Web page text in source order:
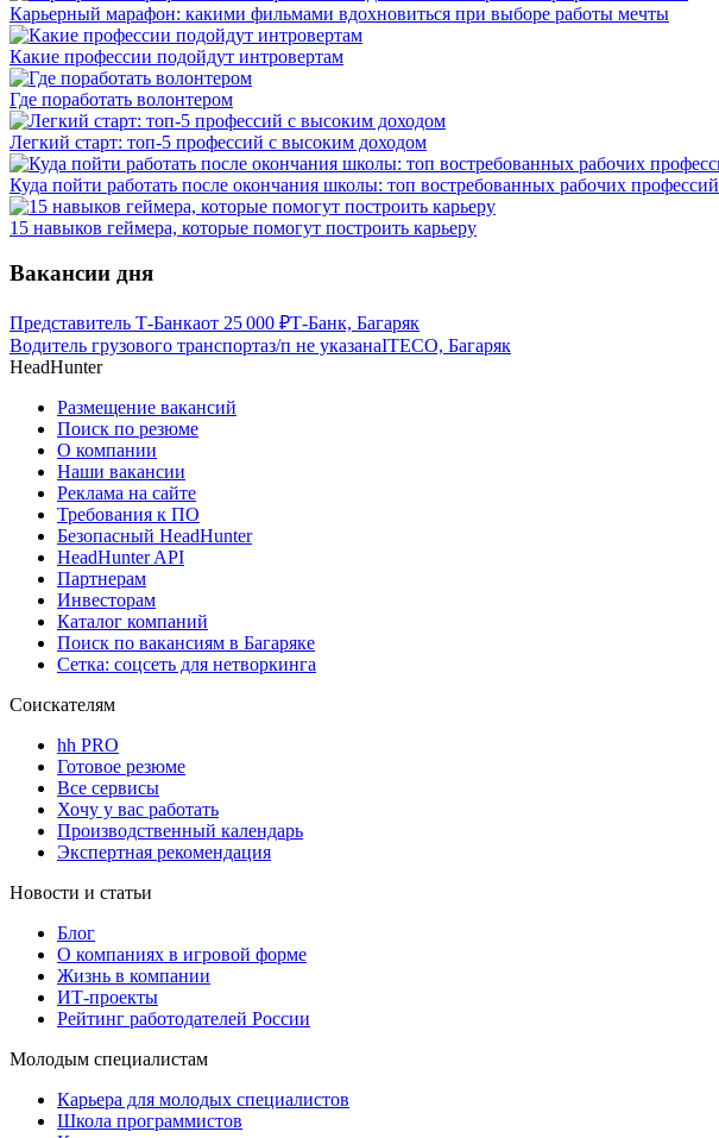
Карьерный марафон: какими фильмами вдохновиться при выборе работы мечты
Какие профессии подойдут интровертам
Где поработать волонтером
Легкий старт: топ-5 профессий с высоким доходом
Куда пойти работать после окончания школы: топ востребованных рабочих профессий
15 навыков геймера, которые помогут построить карьеру
Вакансии дня
Представитель Т-Банкаот 25 000 ₽Т-Банк, Багаряк
Водитель грузового транспортаз/п не указанаITECO, Багаряк
HeadHunter
Размещение вакансий
Поиск по резюме
О компании
Наши вакансии
Реклама на сайте
Требования к ПО
Безопасный HeadHunter
HeadHunter API
Партнерам
Инвесторам
Каталог компаний
Поиск по вакансиям в Багаряке
Сетка: соцсеть для нетворкинга
Соискателям
hh PRO
Готовое резюме
Все сервисы
Хочу у вас работать
Производственный календарь
Экспертная рекомендация
Новости и статьи
Блог
О компаниях в игровой форме
Жизнь в компании
ИТ-проекты
Рейтинг работодателей России
Молодым специалистам
Карьера для молодых специалистов
Школа программистов